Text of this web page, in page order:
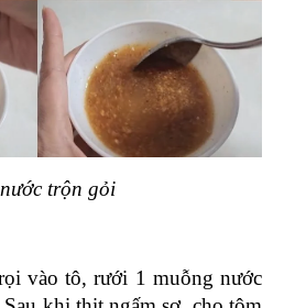
trộn gỏi
vào tô, rưới 1 muỗng nước